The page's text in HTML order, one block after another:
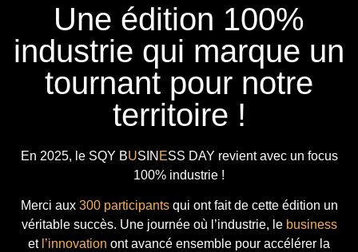
Une édition 100%
industrie qui marque un
tournant pour notre
territoire !
En 2025, le SQY BUSIN ESS DAY revient avec un focus
100% industrie !
Merci aux 300 participantsqui ont fait de cette édition un
véritable succès. Une journée où l’industrie, le business
et l’innovation ont avancé ensemble pour accélérer la